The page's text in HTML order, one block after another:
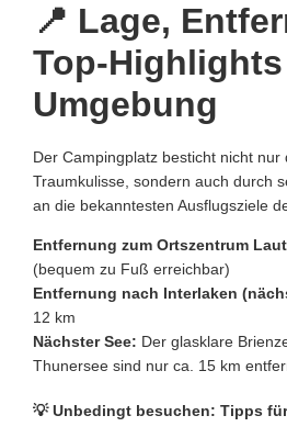
📍 Lage,
Top-
Umgebung
Der Campingplatz besticht nicht nur
Traumkulisse, sondern auch durch
an die bekanntesten Ausflugsziele
Entfernung zum Ortszentrum
(bequem zu Fuß erreichbar)
Entfernung nach Interlaken
12 km
Nächster See: Der glasklare
Thunersee sind nur ca. 15 km
💡 Unbedingt besuchen: Tipps